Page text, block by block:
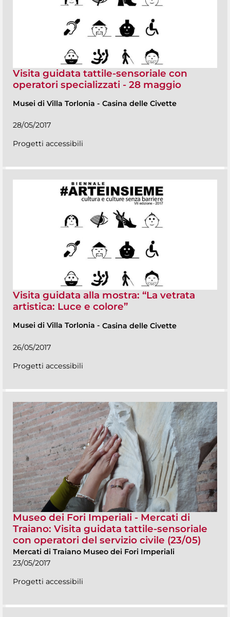
Visita guidata tattile-sensoriale con
operatori specializzati - 28 maggio
Musei di Villa Torlonia - Casina delle Civette
28/05/2017
Progetti accessibili
Visita guidata alla mostra: “La vetrata
artistica: Luce e colore”
Musei di Villa Torlonia - Casina delle Civette
26/05/2017
Progetti accessibili
Museo dei Fori Imperiali - Mercati di
Traiano: Visita guidata tattile-sensoriale
con operatori del servizio civile (23/05)
Mercati di Traiano Museo dei Fori Imperiali
23/05/2017
Progetti accessibili